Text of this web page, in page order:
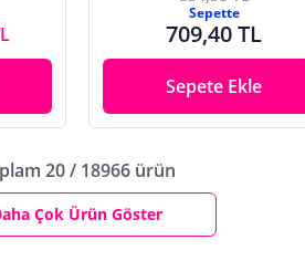
Sepette
709,40 TL
Sepete Ekle
20 / 18966 ürün
Çok Ürün Göster